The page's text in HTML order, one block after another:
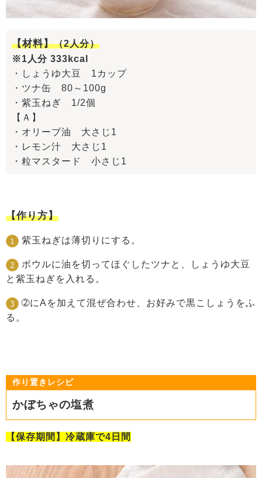
【材料】（2人分）
※1人分 333kcal
・しょうゆ大豆 1カップ
・ツナ缶 80～100g
・紫玉ねぎ 1/2個
【Ａ】
・オリーブ油 大さじ1
・レモン汁 大さじ1
・粒マスタード 小さじ1
【作り方】
紫玉ねぎは薄切りにする。
ボウルに油を切ってほぐしたツナと、しょうゆ大豆
と紫玉ねぎを入れる。
➁にAを加えて混ぜ合わせ、お好みで黒こしょうをふ
る。
作り置きレシピ
かぼちゃの塩煮
【保存期間】冷蔵庫で4日間